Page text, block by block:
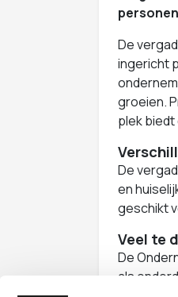
De
ingericht
groeien.
plek biedt
De
en
geschikt
Veel te
De
als